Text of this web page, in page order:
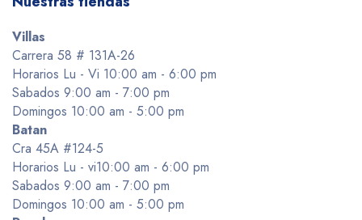
Villas
Carrera 58 # 131A-26
Horarios Lu - Vi 10:00 am - 6:00 pm
Sabados 9:00 am - 7:00 pm
Domingos 10:00 am - 5:00 pm
Batan
Cra 45A #124-5
Horarios Lu - vi10:00 am - 6:00 pm
Sabados 9:00 am - 7:00 pm
Domingos 10:00 am - 5:00 pm